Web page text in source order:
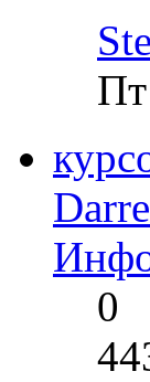
0